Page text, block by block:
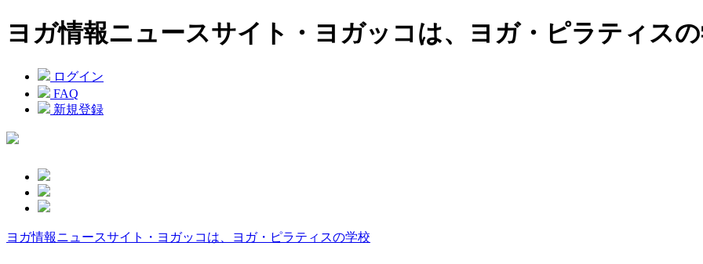
ヨガ情報ニュースサイト・ヨガッコは、ヨガ・ピラティス
ログイン
FAQ
新規登録
ヨガ情報ニュースサイト・ヨガッコは、ヨガ・ピラティスの学校